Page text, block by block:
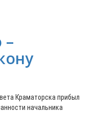
–
Краматорска прибыл
начальника